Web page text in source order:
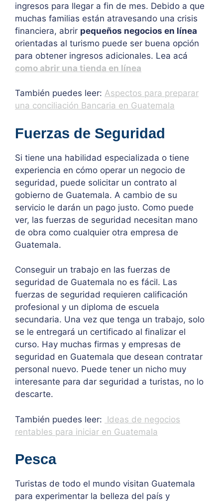
ingresos para llegar a fin de mes. Debido a que
muchas familias están atravesando una crisis
financiera, abrir pequeños negocios en línea
orientadas al turismo puede ser buena opción
para obtener ingresos adicionales. Lea acá
como abrir una tienda en línea
También puedes leer: Aspectos para preparar
una conciliación Bancaria en Guatemala
Fuerzas de Seguridad
Si tiene una habilidad especializada o tiene
experiencia en cómo operar un negocio de
seguridad, puede solicitar un contrato al
gobierno de Guatemala. A cambio de su
servicio le darán un pago justo. Como puede
ver, las fuerzas de seguridad necesitan mano
de obra como cualquier otra empresa de
Guatemala.
Conseguir un trabajo en las fuerzas de
seguridad de Guatemala no es fácil. Las
fuerzas de seguridad requieren calificación
profesional y un diploma de escuela
secundaria. Una vez que tenga un trabajo, solo
se le entregará un certificado al finalizar el
curso. Hay muchas firmas y empresas de
seguridad en Guatemala que desean contratar
personal nuevo. Puede tener un nicho muy
interesante para dar seguridad a turistas, no lo
descarte.
También puedes leer: Ideas de negocios
rentables para iniciar en Guatemala
Pesca
Turistas de todo el mundo visitan Guatemala
para experimentar la belleza del país y